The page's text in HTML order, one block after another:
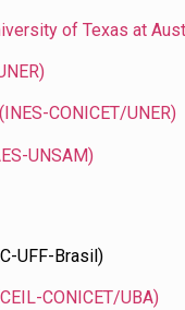
of Texas at
CONICET/UNER)
UNSAM)
UFF-Brasil)
CONICET/UBA)